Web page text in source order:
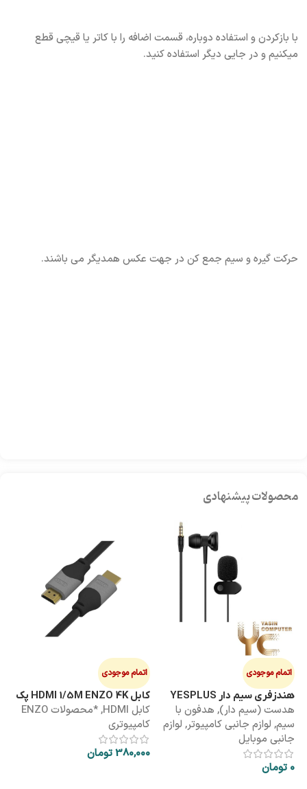
با بازکردن و استفاده دوباره، قسمت اضافه را با کاتر یا قیچی قطع
میکنیم و در جایی دیگر استفاده کنید.
حرکت گیره و سیم جمع کن در جهت عکس همدیگر می باشند.
محصولات پیشنهادی
اتمام موجودی
هندزفری سیم دار YESPLUS
YS-113
هدست (سیم دار), هدفون با
سیم, لوازم جانبی کامپیوتر, لوازم
جانبی موبایل
0 تومان
اتمام موجودی
کابل HDMI 1/5M ENZO 4K پک
طلقی
کابل HDMI ,
*محصولات ENZO
کامپیوتری
380,000تومان